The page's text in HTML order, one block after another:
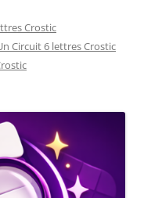
Crostic
Circuit 6 lettres Crostic